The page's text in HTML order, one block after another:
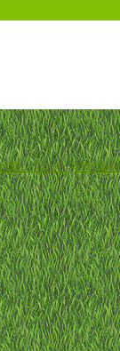
問い合わせ-特定商